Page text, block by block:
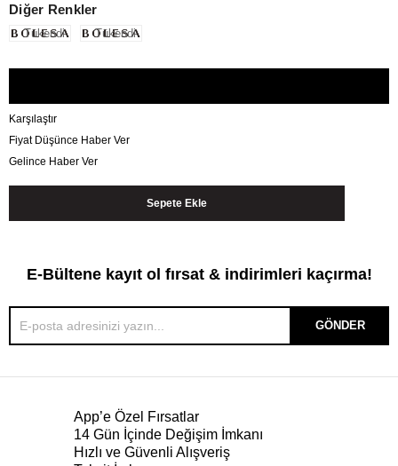
Diğer Renkler
Tükendi Tükendi
Karşılaştır
Fiyat Düşünce Haber Ver
Gelince Haber Ver
E-Bültene kayıt ol fırsat & indirimleri kaçırma!
GÖNDER
App’e Özel Fırsatlar
14 Gün İçinde Değişim İmkanı
Hızlı ve Güvenli Alışveriş